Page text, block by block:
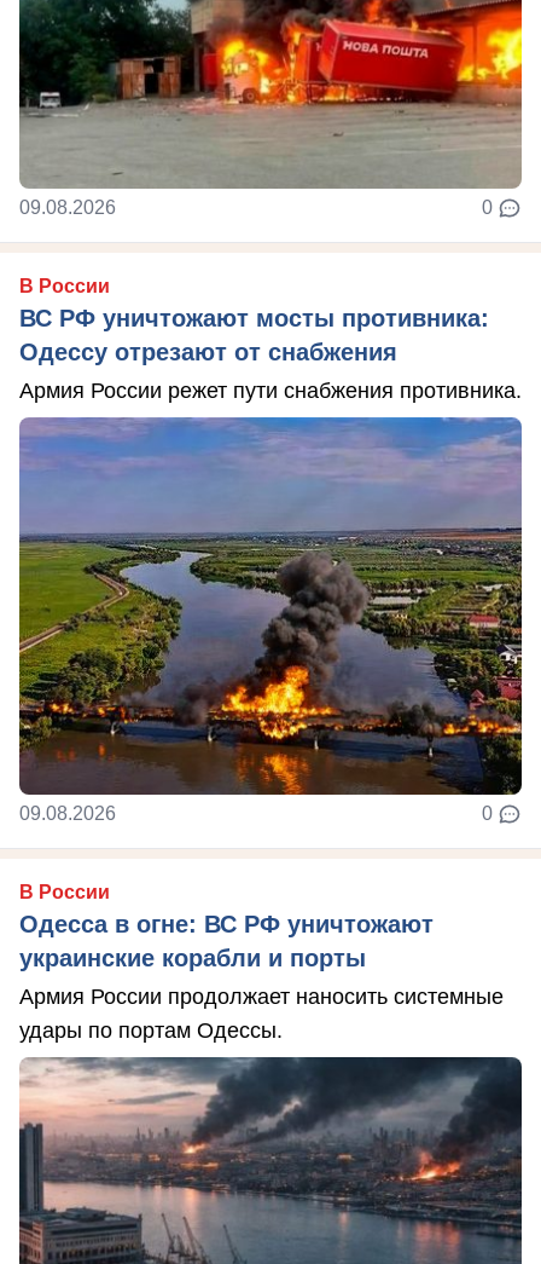
09.08.2026 0
В России
ВС РФ уничтожают мосты противника:
Одессу отрезают от снабжения
Армия России режет пути снабжения противника.
09.08.2026 0
В России
Одесса в огне: ВС РФ уничтожают
украинские корабли и порты
Армия России продолжает наносить системные
удары по портам Одессы.